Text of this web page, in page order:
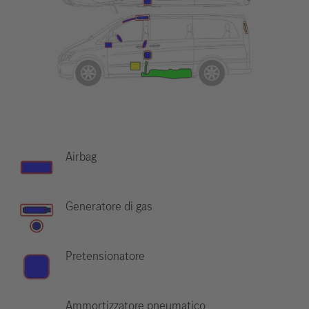
Airbag
Generatore di gas
Pretensionatore
Ammortizzatore pneumatico